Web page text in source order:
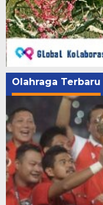
Olahraga Terbaru